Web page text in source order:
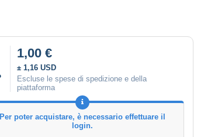
1,00 €
± 1,16 USD
Escluse le spese di spedizione e della
piattaforma
Per poter acquistare, è necessario effettuare il
login.